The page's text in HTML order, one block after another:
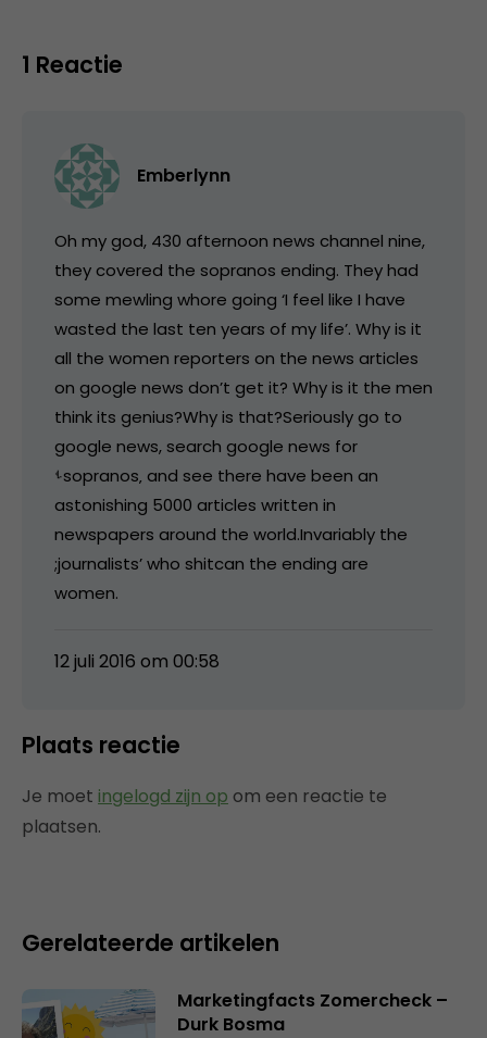
1 Reactie
Emberlynn
Oh my god, 430 afternoon news channel nine,
they covered the sopranos ending. They had
some mewling whore going ‘I feel like I have
wasted the last ten years of my life’. Why is it
all the women reporters on the news articles
on google news don’t get it? Why is it the men
think its genius?Why is that?Seriously go to
google news, search google news for
ࢀsopranos‚ and see there have been an
astonishing 5000 articles written in
newspapers around the world.Invariably the
;journalists’ who shitcan the ending are
women.
12 juli 2016 om 00:58
Plaats reactie
Je moet ingelogd zijn op om een reactie te
plaatsen.
Gerelateerde artikelen
Marketingfacts Zomercheck –
Durk Bosma